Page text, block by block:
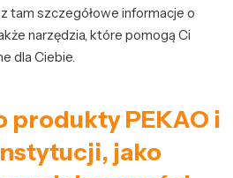
tam szczegółowe informacje o
narzędzia, które pomogą Ci
dla Ciebie.
produkty PEKAO i
jako